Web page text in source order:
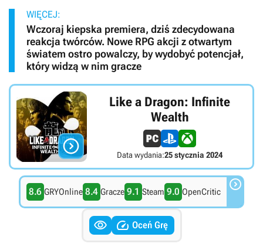
WIĘCEJ:
Wczoraj kiepska premiera, dziś zdecydowana
reakcja twórców. Nowe RPG akcji z otwartym
światem ostro powalczy, by wydobyć potencjał,
który widzą w nim gracze

Like a Dragon: Infinite
Wealth
Data wydania:25 stycznia 2024
8.6 GRYOnline 8.4 Gracze 9.1 Steam 9.0 OpenCritic 
  Oceń Grę